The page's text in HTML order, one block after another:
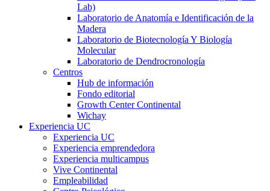
Lab)
Laboratorio de Anatomía e Identificación de la
Madera
Laboratorio de Biotecnología Y Biología
Molecular
Laboratorio de Dendrocronología
Centros
Hub de información
Fondo editorial
Growth Center Continental
Wichay
Experiencia UC
Experiencia UC
Experiencia emprendedora
Experiencia multicampus
Vive Continental
Empleabilidad